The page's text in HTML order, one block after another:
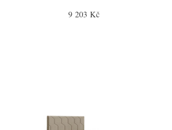
9 203 Kč